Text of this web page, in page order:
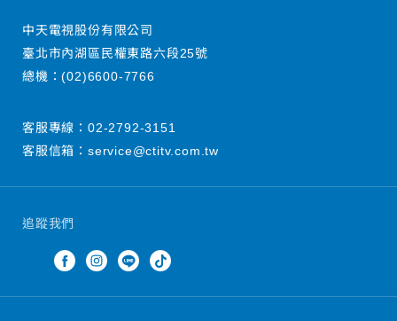
追蹤我們
中天電視股份有限公司
臺北市內湖區民權東路六段25號
總機：(02)6600-7766
客服專線： 02-2792-3151
客服信箱： service@ctitv.com.tw